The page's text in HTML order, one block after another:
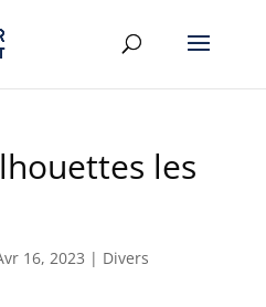
les
16, 2023 | Divers